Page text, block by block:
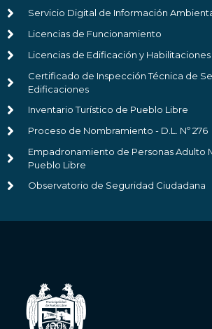
Servicio Digital de Información
Licencias de Funcionamiento
Licencias de Edificación y
Certificado de Inspección Técnica de
Edificaciones
Inventario Turístico de Pueblo Libre
Proceso de Nombramiento - D.L. Nº 276
Empadronamiento de Personas Adulto
Pueblo Libre
Observatorio de Seguridad Ciudadana